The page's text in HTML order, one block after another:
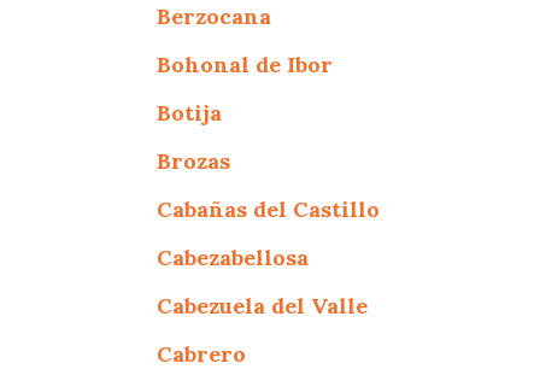
Berzocana
Bohonal de Ibor
Botija
Brozas
Cabañas del Castillo
Cabezabellosa
Cabezuela del Valle
Cabrero